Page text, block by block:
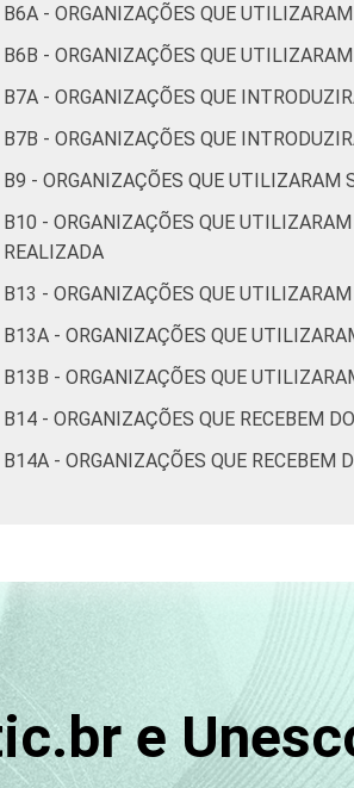
direitos
Saúde e
social
CGI.br/NIC.br, Centro Regional de
de Informação e Comunicação
B6A - ORGANIZAÇÕES QUE
B6B - ORGANIZAÇÕES QUE
B7A - ORGANIZAÇÕES QUE
B7B - ORGANIZAÇÕES QUE
B9 - ORGANIZAÇÕES QUE UTILIZARAM
B10 - ORGANIZAÇÕES QUE
REALIZADA
B13 - ORGANIZAÇÕES QUE
B13A - ORGANIZAÇÕES QUE
B13B - ORGANIZAÇÕES QUE
B14 - ORGANIZAÇÕES QUE RECEBEM
B14A - ORGANIZAÇÕES QUE RECEBEM
e